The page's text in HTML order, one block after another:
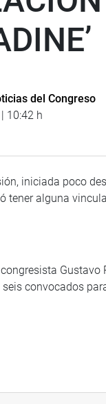
del Congreso
10:42 h
iniciada poco
tener alguna
convocados